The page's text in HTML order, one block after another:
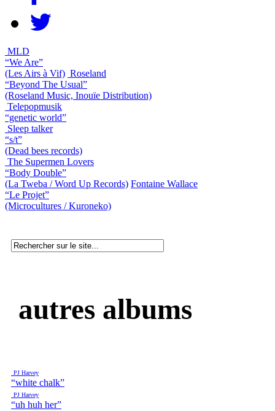
MLD
“We Are”
(Les Airs à Vif) Roseland
“Beyond The Usual”
(Roseland Music, Inouïe Distribution)
Telepopmusik
“genetic world”
Sleep talker
“s/t”
(Dead bees records)
The Supermen Lovers
“Body Double”
(La Tweba / Word Up Records) Fontaine Wallace
“Le Projet”
(Microcultures / Kuroneko)
autres albums
PJ Harvey
“white chalk”
PJ Harvey
“uh huh her”